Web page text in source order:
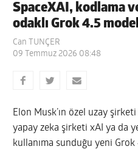
SpaceXAI, kodlama
odaklı Grok 4.5
Can TUNÇER
09 Temmuz 2026 08:48
Elon Musk’ın özel uzay şirketi
yapay zeka şirketi xAI ya da
kullanıma sunduğu yeni